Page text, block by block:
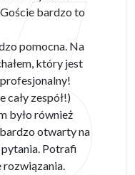
bardzo to
pomocna. Na
który jest
cały zespół!)
było również
otwarty na
Potrafi
rozwiązania.